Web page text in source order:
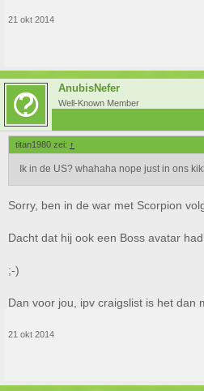
21 okt 2014
AnubisNefer
Well-Known Member
titan1980 zei: ↑
Ik in de US? whahaha nope just in ons
Sorry, ben in de war met Scorpion
Dacht dat hij ook een Boss avatar had.
;-)
Dan voor jou, ipv craigslist is het dan
21 okt 2014